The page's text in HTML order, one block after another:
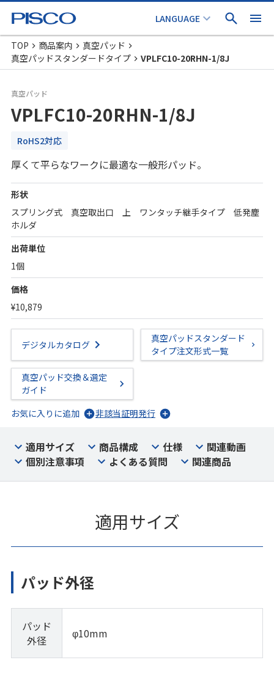
TOP 商品案内
真空パッド
真空パッドスタンダードタイプ
VPLFC10-20RHN-1/8J
真空パッド
VPLFC10-20RHN-1/8J
RoHS2対応
厚くて平らなワークに最適な一般形パッド。
形状
スプリング式 真空取出口 上 ワンタッチ継手タイプ 低発塵
ホルダ
出荷単位
1個
価格
¥10,879
デジタルカタログ
真空パッドスタンダード
タイプ注文形式一覧
真空パッド交換＆選定
ガイド
お気に入りに追加
非該当証明発行
適用サイズ 商品構成 仕様
関連動画
個別注意事項
よくある質問 関連商品
適用サイズ
パッド外径
パッド
外径
φ10mm